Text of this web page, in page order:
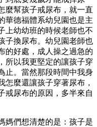
麼幫孩子戒尿布，就一直
華德福體系幼兒園也是主
上幼幼班的時候老師也不
子換尿布。幼兒園老師也
的好處，成人操之過急的
所以我更堅定的讓孩子穿
止。當然那段時間中我身
怎麼還讓孩子穿著尿布，
戒尿布的原因，多半來自
媽們想清楚的是：孩子是